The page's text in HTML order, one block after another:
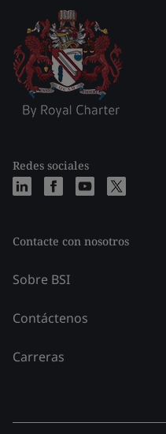
Redes sociales
Contacte con nosotros
Sobre BSI
Contáctenos
Carreras